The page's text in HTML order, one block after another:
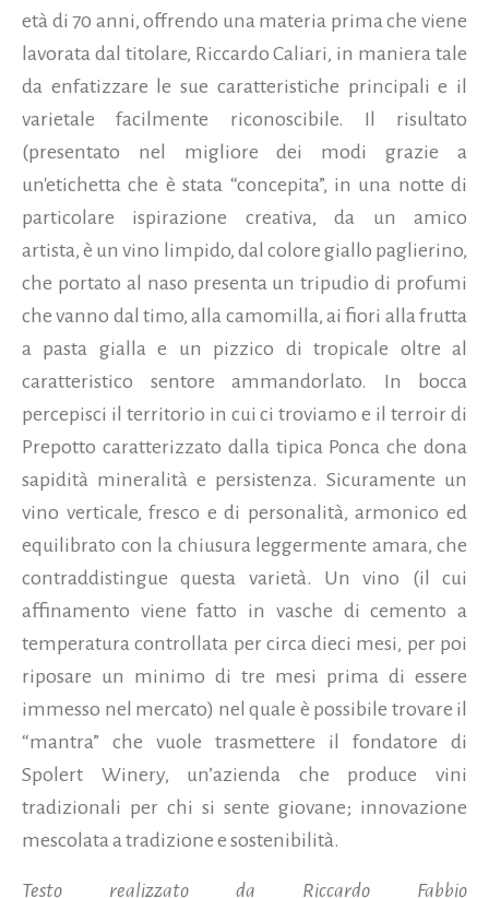
età di 70 anni,offrendo una materia prima che viene
lavorata dal titolare, Riccardo Caliari, in maniera tale
da enfatizzare le sue caratteristiche principali e il
varietale facilmente riconoscibile. Il risultato
(presentato nel migliore dei modi grazie a
un'etichetta che è stata “concepita”, in una notte di
particolare ispirazione creativa, da un amico
artista, è un vino limpido, dal colore giallo paglierino,
che portato al naso presenta un tripudio di profumi
che vanno dal timo, alla camomilla, ai fiori alla frutta
a pasta gialla e un pizzico di tropicale oltre al
caratteristico sentore ammandorlato. In bocca
percepisci il territorio in cui ci troviamo e il terroir di
Prepotto caratterizzato dalla tipica Ponca che dona
sapidità mineralità e persistenza. Sicuramente un
vino verticale, fresco e di personalità, armonico ed
equilibrato con la chiusura leggermente amara, che
contraddistingue questa varietà. Un vino (il cui
affinamento viene fatto in vasche di cemento a
temperatura controllata per circa dieci mesi, per poi
riposare un minimo di tre mesi prima di essere
immesso nel mercato) nel quale è possibile trovare il
“mantra” che vuole trasmettere il fondatore di
Spolert Winery, un’azienda che produce vini
tradizionali per chi si sente giovane; innovazione
mescolata a tradizione e sostenibilità.
Testo realizzato da Riccardo Fabbio